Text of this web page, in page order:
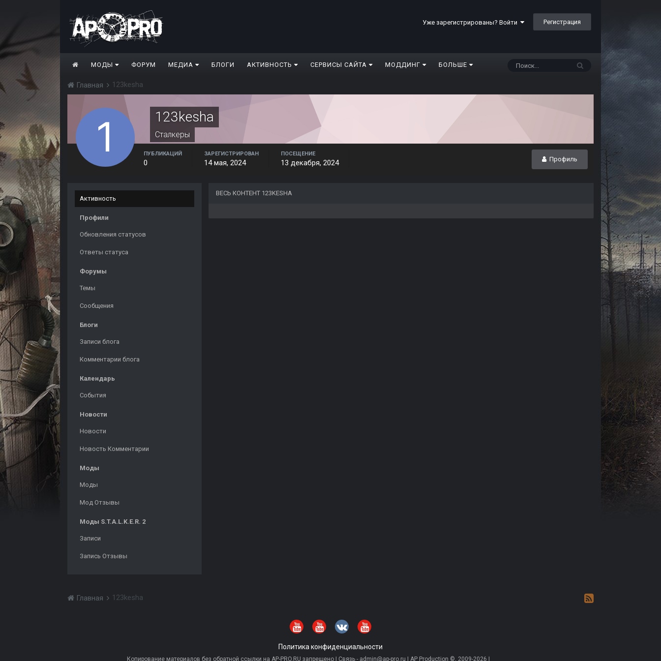
Уже зарегистрированы? Войти Регистрация
МОДЫ ФОРУМ МЕДИА БЛОГИ АКТИВНОСТЬ СЕРВИСЫ САЙТА МОДДИНГ БОЛЬШЕ
Главная 123kesha
123kesha
Сталкеры
Профиль
ПУБЛИКАЦИЙ
0
ЗАРЕГИСТРИРОВАН
14 мая, 2024
ПОСЕЩЕНИЕ
13 декабря, 2024
Активность
Профили
Обновления статусов
Ответы статуса
Форумы
Темы
Сообщения
Блоги
Записи блога
Комментарии блога
Календарь
События
Новости
Новости
Новость Комментарии
Моды
Моды
Мод Отзывы
Моды S.T.A.L.K.E.R. 2
Записи
Запись Отзывы
ВЕСЬ КОНТЕНТ 123KESHA
Главная 123kesha
Политика конфиденциальности
Копирование материалов без обратной ссылки на AP-PRO.RU запрещено | Связь - admin@ap-pro.ru | AP Production ©, 2009-2026 |